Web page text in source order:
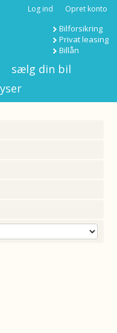
Log ind Opret konto
Bilforsikring
Privat leasing
Billån
sælg din bil